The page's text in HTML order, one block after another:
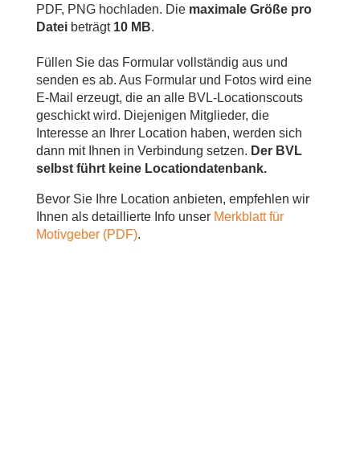
PDF, PNG hochladen. Diemaximale Größe pro
Datei beträgt10 MB.
Füllen Sie das Formular vollständig aus und
senden es ab. Aus Formular und Fotos wird eine
E-Mail erzeugt, die an alle BVL-Locationscouts
geschickt wird. Diejenigen Mitglieder, die
Interesse an Ihrer Location haben, werden sich
dann mit Ihnen in Verbindung setzen. Der BVL
selbst führt keine Locationdatenbank.
Bevor Sie Ihre Location anbieten, empfehlen wir
Ihnen als detaillierte Info unser Merkblatt für
Motivgeber (PDF).